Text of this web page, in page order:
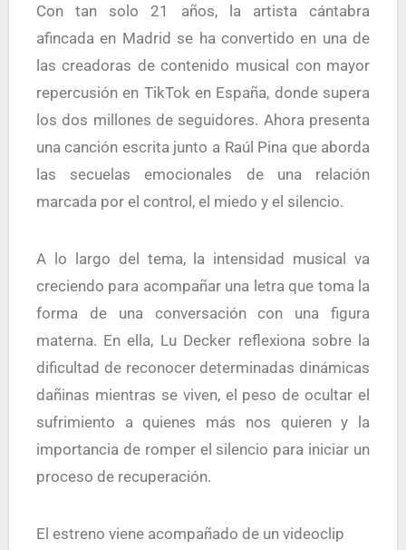
Con tan solo 21 años, la artista cántabra
afincada en Madrid se ha convertido en una de
las creadoras de contenido musical con mayor
repercusión en TikTok en España, donde supera
los dos millones de seguidores. Ahora presenta
una canción escrita junto a Raúl Pina que aborda
las secuelas emocionales de una relación
marcada por el control, el miedo y el silencio.
A lo largo del tema, la intensidad musical va
creciendo para acompañar una letra que toma la
forma de una conversación con una figura
materna. En ella, Lu Decker reflexiona sobre la
dificultad de reconocer determinadas dinámicas
dañinas mientras se viven, el peso de ocultar el
sufrimiento a quienes más nos quieren y la
importancia de romper el silencio para iniciar un
proceso de recuperación.
El estreno viene acompañado de un videoclip